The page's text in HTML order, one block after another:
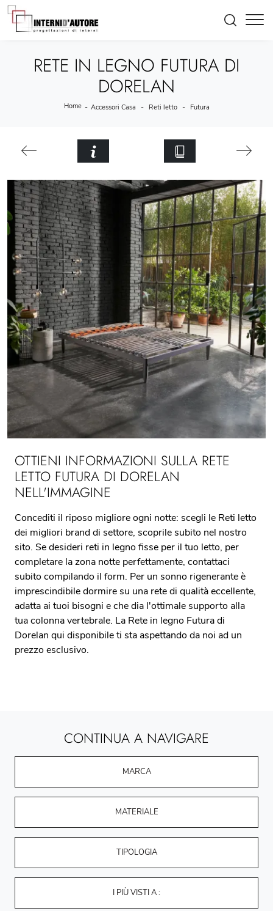
RETE IN LEGNO FUTURA DI
DORELAN
Home - Accessori Casa - Reti letto - Futura
OTTIENI INFORMAZIONI SULLA RETE
LETTO FUTURA DI DORELAN
NELL'IMMAGINE
Concediti il riposo migliore ogni notte: scegli le Reti letto
dei migliori brand di settore, scoprile subito nel nostro
sito. Se desideri reti in legno fisse per il tuo letto, per
completare la zona notte perfettamente, contattaci
subito compilando il form. Per un sonno rigenerante è
imprescindibile dormire su una rete di qualità eccellente,
adatta ai tuoi bisogni e che dia l'ottimale supporto alla
tua colonna vertebrale. La Rete in legno Futura di
Dorelan qui disponibile ti sta aspettando da noi ad un
prezzo esclusivo.
CONTINUA A NAVIGARE
MARCA
MATERIALE
TIPOLOGIA
I PIÙ VISTI A :